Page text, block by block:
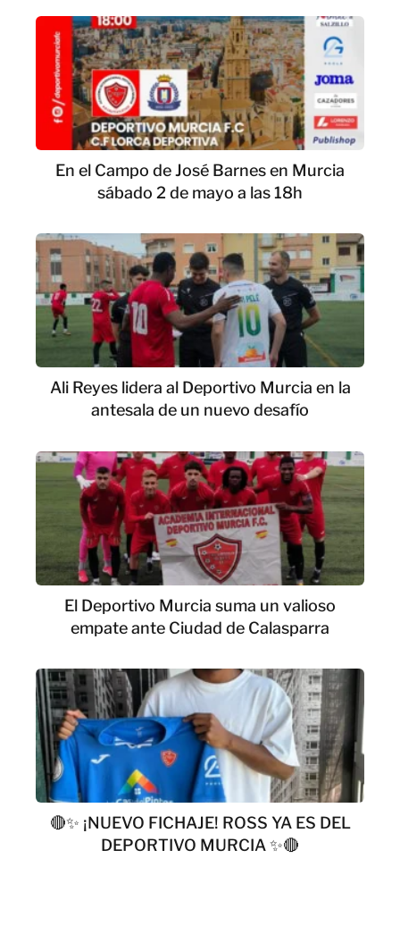
En el Campo de José Barnes en Murcia
sábado 2 de mayo a las 18h
Ali Reyes lidera al Deportivo Murcia en la
antesala de un nuevo desafío
El Deportivo Murcia suma un valioso
empate ante Ciudad de Calasparra
🔴✨ ¡NUEVO FICHAJE! ROSS YA ES DEL
DEPORTIVO MURCIA ✨🔴